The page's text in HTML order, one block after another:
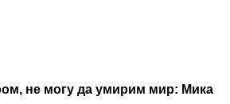
не могу да умирим мир: Мика